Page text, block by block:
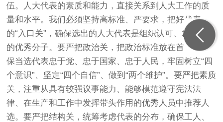
伍。人大代表的素质和能力，直接关系到人大工作的质
量和水平。我们必须坚持高标准、严要求，把好代表
的“入口关”，确保选出的人大代表是组织认可、群众满意
的优秀分子。要严把政治关，把政治标准放在首位，确
保当选代表忠于党、忠于国家、忠于人民，牢固树立“四
个意识”、坚定“四个自信”、做到“两个维护”。要严把素质
关，注重从具有较强议事能力、能够模范遵守宪法法
律、在生产和工作中发挥带头作用的优秀人员中推荐人
选。要严把结构关，统筹考虑代表的分布，确保工人、